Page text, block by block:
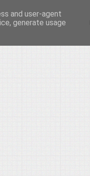
and user-agent
generate usage